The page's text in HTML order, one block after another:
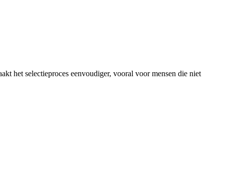
het selectieproces eenvoudiger, vooral voor mensen die niet